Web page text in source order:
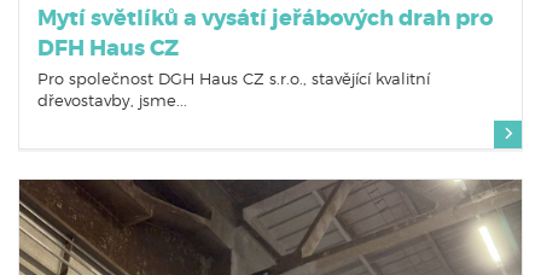
Mytí světlíků a vysátí jeřábových drah pro
DFH Haus CZ
Pro společnost DGH Haus CZ s.r.o., stavějící kvalitní
dřevostavby, jsme...